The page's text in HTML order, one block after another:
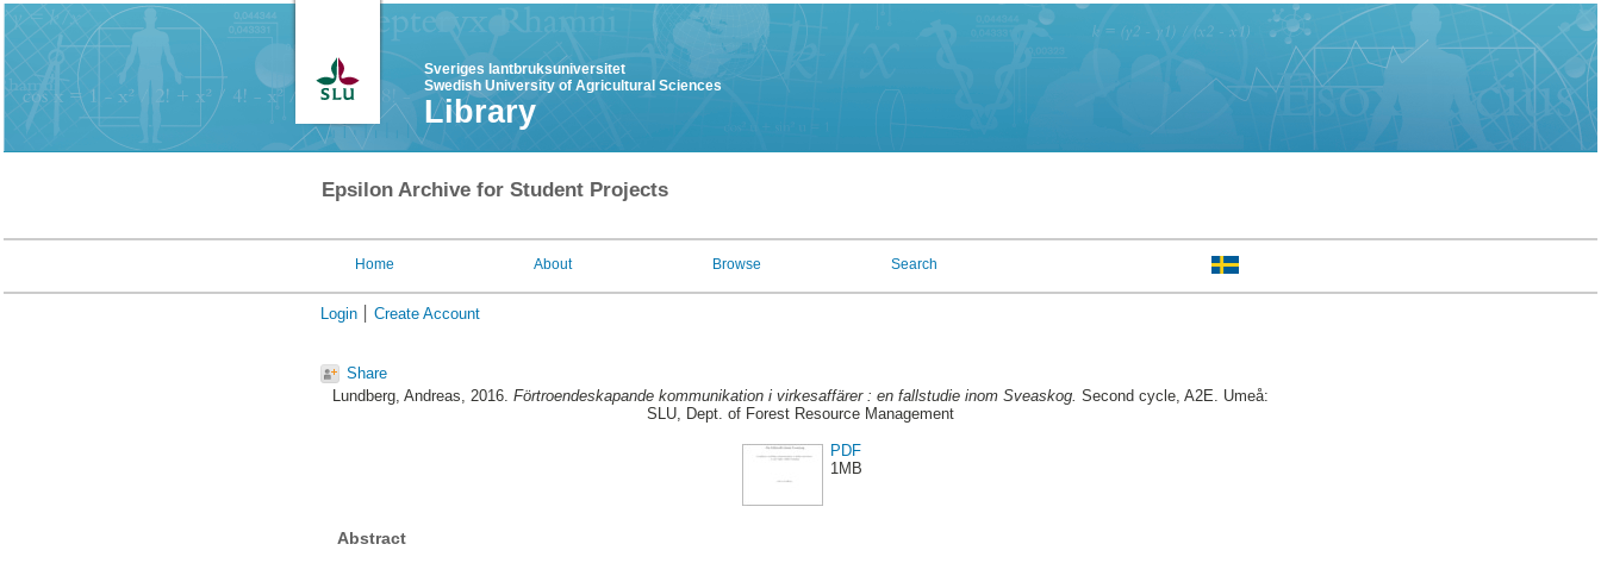
Sveriges lantbruksuniversitet
Swedish University of Agricultural Sciences
Library
Epsilon Archive for Student Projects
Home About Browse Search
Login Create Account
Share
Lundberg, Andreas, 2016. Förtroendeskapande kommunikation i virkesaffärer : en fallstudie inom Sveaskog. Second cycle, A2E. Umeå:
SLU, Dept. of Forest Resource Management
PDF
1MB
Abstract